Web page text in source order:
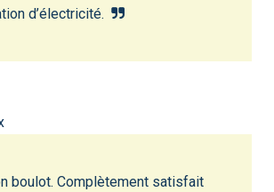
d’électricité.
boulot. Complètement satisfait